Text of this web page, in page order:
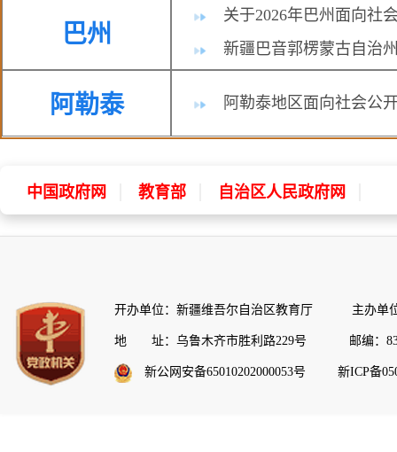
巴州
关于2026年巴州面向社
新疆巴音郭楞蒙古自治
阿勒泰 阿勒泰地区面向社会公
中国政府网 教育部 自治区人民政府网
开办单位：新疆维吾尔自治区教育厅 主办单
地 址：乌鲁木齐市胜利路229号 邮编：
新公网安备65010202000053号 新ICP备